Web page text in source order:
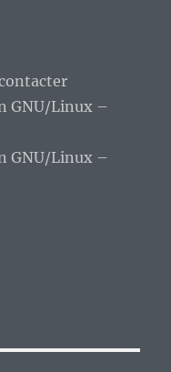
GNU/Linux –
GNU/Linux –